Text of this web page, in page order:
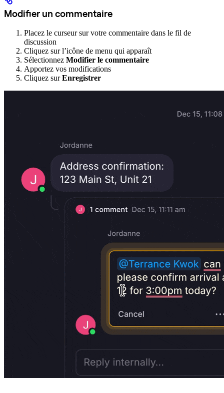
Modifier un commentaire
Placez le curseur sur votre commentaire dans le fil de
discussion
Cliquez sur l’icône de menu qui apparaît
Sélectionnez Modifier le commentaire
Apportez vos modifications
Cliquez surEnregistrer